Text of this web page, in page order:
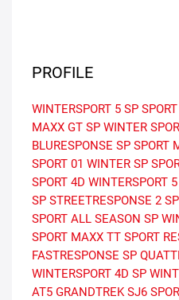
PROFILE
WINTERSPORT 5 SP
MAXX GT SP WINTER
BLURESPONSE SP SPORT
SPORT 01 WINTER SP
SPORT 4D WINTERSPORT
SP STREETRESPONSE 2
SPORT ALL SEASON SP
SPORT MAXX TT SPORT
FASTRESPONSE SP
WINTERSPORT 4D SP
AT5 GRANDTREK SJ6